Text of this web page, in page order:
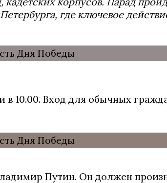
где ключевое
10.00. Вход для обычных
Путин. Он должен